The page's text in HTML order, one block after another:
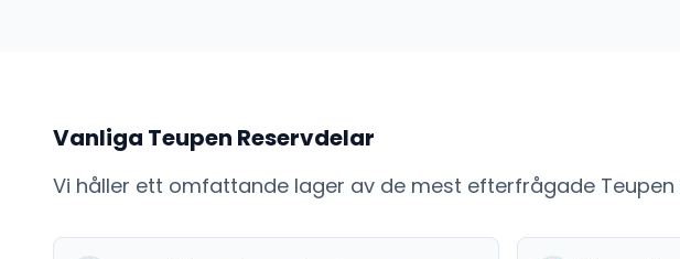
Vanliga Teupen Reservdelar
Vi håller ett omfattande lager av de mest efterfrågade Teupen